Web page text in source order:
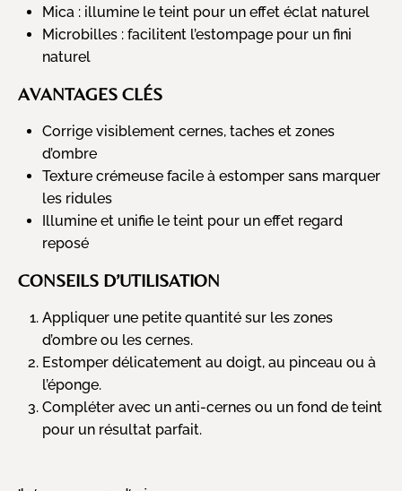
Mica : illumine le teint pour un effet éclat naturel
Microbilles : facilitent l’estompage pour un fini
naturel
AVANTAGES CLÉS
Corrige visiblement cernes, taches et zones
d’ombre
Texture crémeuse facile à estomper sans marquer
les ridules
Illumine et unifie le teint pour un effet regard
reposé
CONSEILS D’UTILISATION
Appliquer une petite quantité sur les zones
d’ombre ou les cernes.
Estomper délicatement au doigt, au pinceau ou à
l’éponge.
Compléter avec un anti-cernes ou un fond de teint
pour un résultat parfait.